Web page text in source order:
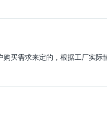
购买需求来定的，根据工厂实